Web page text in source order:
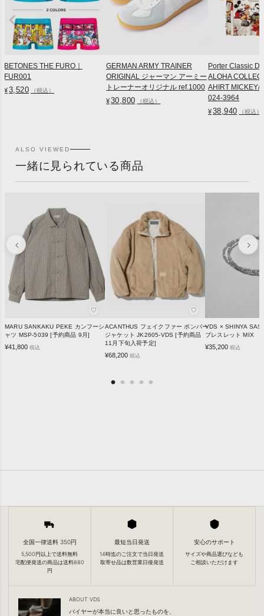
BETONES THE FURO｜
FUR001
¥3,520 （税込）
GERMAN ARMY TRAINER
ORIGINAL ジャーマン アーミー
トレーナーオリジナル ref.1000
¥30,800 （税込）
Porter Classic
ALOHA
AHIRT MICKEY/
024-3964
¥38,940 （税込）
ALSO VIEWED
一緒に見られている商品
♡
MARU SANKAKU PEKE カンフーシ
ャツ MSP-5039 [予約商品 9月]
¥41,800 税込
♡
ACANTHUS フェイクファー ボンバー
ジャケット JK2605-VDS [予約商品
11月下旬入荷予定]
¥68,200 税込
VDS × SHINYA
ブレスレット MIX
¥35,200 税込
全国一律送料 350円
5,500円以上で送料無料
宅配便発送の商品は送料880
円
最短当日発送
14時迄のご注文で当日発送
取寄せ品は数営業日後発送
安心のサポート
サイズや商品選びなども
ご相談いただけます
ABOUT VDS
バイヤーが本当に良いと思ったものを、